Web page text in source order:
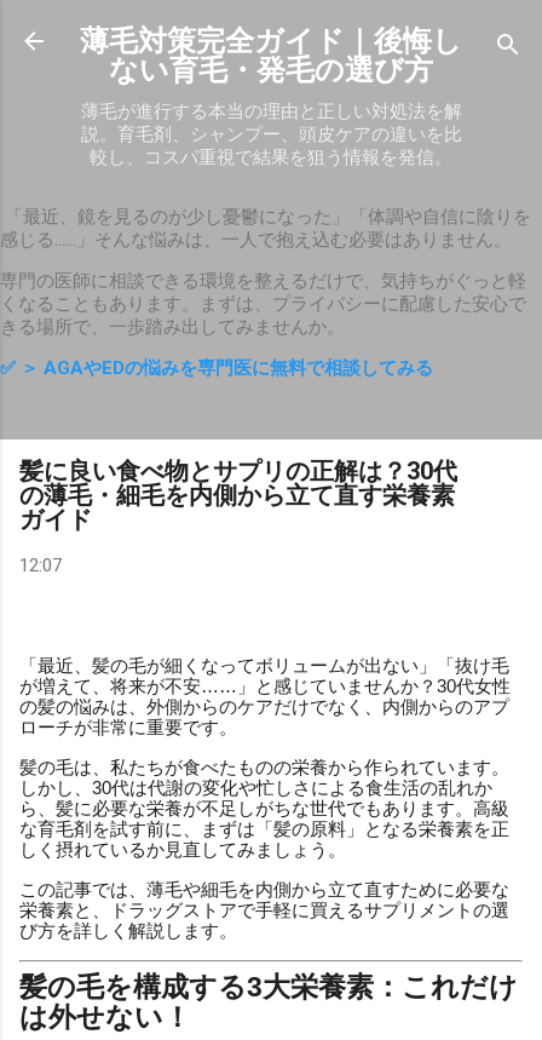
スキップしてメイン コンテンツに移動
薄毛対策完全ガイド｜後悔し
ない育毛・発毛の選び方
薄毛が進行する本当の理由と正しい対処法を解
説。育毛剤、シャンプー、頭皮ケアの違いを比
較し、コスパ重視で結果を狙う情報を発信。
「最近、鏡を見るのが少し憂鬱になった」「体調や自信に陰りを
感じる……」そんな悩みは、一人で抱え込む必要はありません。
専門の医師に相談できる環境を整えるだけで、気持ちがぐっと軽
くなることもあります。まずは、プライバシーに配慮した安心で
きる場所で、一歩踏み出してみませんか。
✅ ＞ AGAやEDの悩みを専門医に無料で相談してみる
髪に良い食べ物とサプリの正解は？30代
の薄毛・細毛を内側から立て直す栄養素
ガイド
12:07
「最近、髪の毛が細くなってボリュームが出ない」「抜け毛
が増えて、将来が不安……」と感じていませんか？30代女性
の髪の悩みは、外側からのケアだけでなく、内側からのアプ
ローチが非常に重要です。
髪の毛は、私たちが食べたものの栄養から作られています。
しかし、30代は代謝の変化や忙しさによる食生活の乱れか
ら、髪に必要な栄養が不足しがちな世代でもあります。高級
な育毛剤を試す前に、まずは「髪の原料」となる栄養素を正
しく摂れているか見直してみましょう。
この記事では、薄毛や細毛を内側から立て直すために必要な
栄養素と、ドラッグストアで手軽に買えるサプリメントの選
び方を詳しく解説します。
髪の毛を構成する3大栄養素：これだけ
は外せない！